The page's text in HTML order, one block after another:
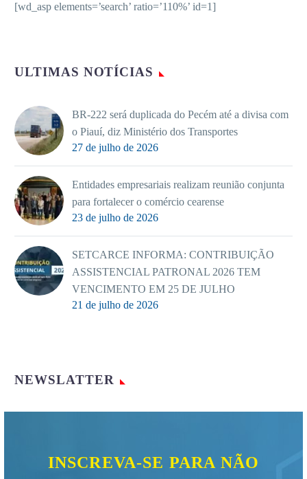
[wd_asp elements=’search’ ratio=’110%’ id=1]
ULTIMAS NOTÍCIAS
BR-222 será duplicada do Pecém até a divisa com
o Piauí, diz Ministério dos Transportes
27 de julho de 2026
Entidades empresariais realizam reunião conjunta
para fortalecer o comércio cearense
23 de julho de 2026
SETCARCE INFORMA: CONTRIBUIÇÃO
ASSISTENCIAL PATRONAL 2026 TEM
VENCIMENTO EM 25 DE JULHO
21 de julho de 2026
NEWSLATTER
INSCREVA-SE PARA NÃO